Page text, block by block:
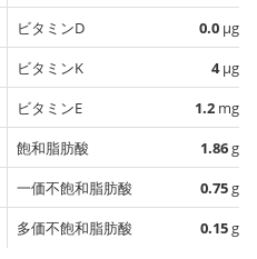
ビタミンD
0.0 µg
ビタミンK
4µg
ビタミンE
1.2 mg
飽和脂肪酸
1.86g
一価不飽和脂肪酸
0.75g
多価不飽和脂肪酸
0.15g